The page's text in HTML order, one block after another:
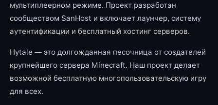
мультиплеерном режиме. Проект разработан
сообществом SanHost и включает лаунчер, систему
аутентификации и бесплатный хостинг серверов.
Hytale — это долгожданная песочница от создателей
крупнейшего сервера Minecraft. Наш проект делает
возможной бесплатную многопользовательскую игру
для всех.